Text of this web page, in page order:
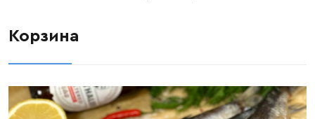
Корзина